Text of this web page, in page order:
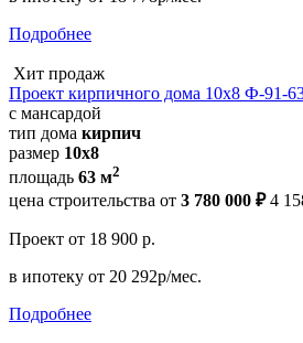
Подробнее
Хит продаж
Проект кирпичного дома 10х8 Ф-91-
с мансардой
тип дома кирпич
размер 10x8
площадь 63 м2
цена строительства от 3 780 000 ₽ 4
Проект от 18 900 р.
в ипотеку от 20 292р/мес.
Подробнее